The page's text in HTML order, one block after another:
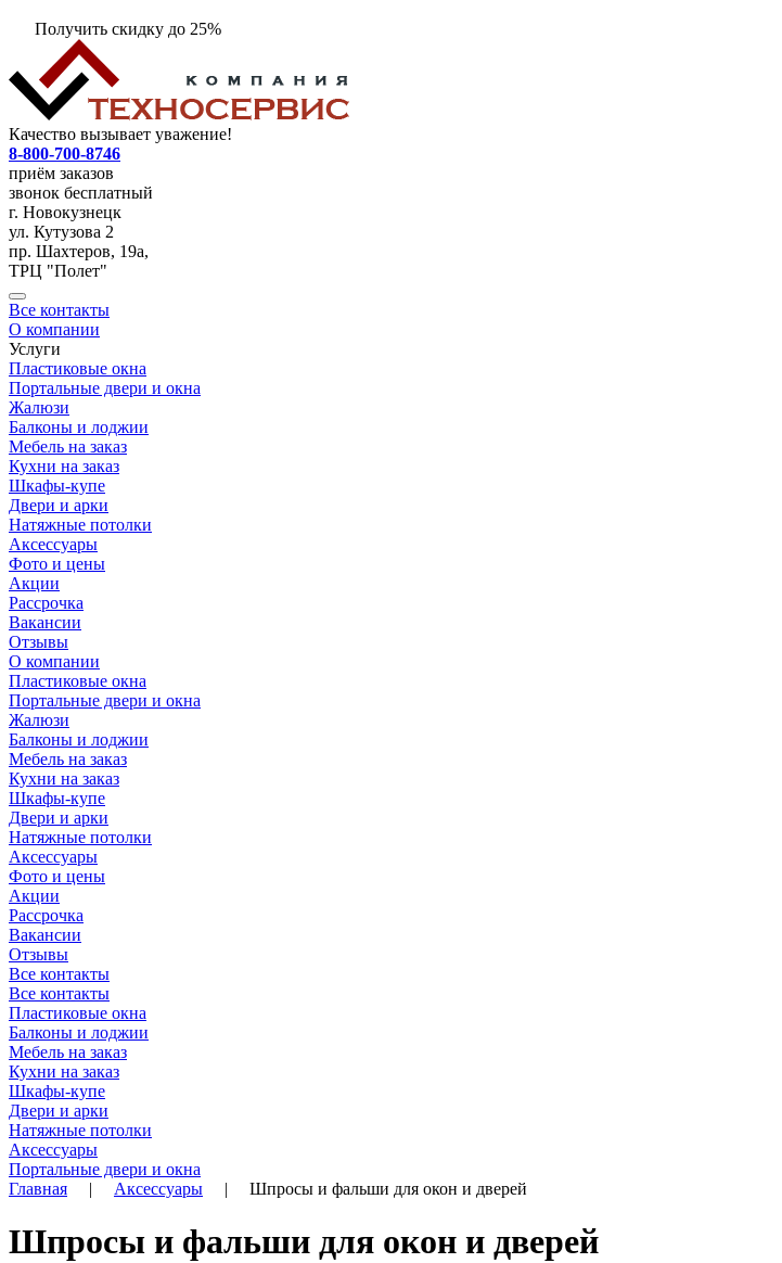
Получить скидку до 25%
Качество вызывает уважение!
8-800-700-8746
приём заказов
звонок бесплатный
г. Новокузнецк
ул. Кутузова 2
пр. Шахтеров, 19а,
ТРЦ "Полет"
Все контакты
О компании
Услуги
Пластиковые окна
Портальные двери и окна
Жалюзи
Балконы и лоджии
Мебель на заказ
Кухни на заказ
Шкафы-купе
Двери и арки
Натяжные потолки
Аксессуары
Фото и цены
Акции
Рассрочка
Вакансии
Отзывы
О компании
Пластиковые окна
Портальные двери и окна
Жалюзи
Балконы и лоджии
Мебель на заказ
Кухни на заказ
Шкафы-купе
Двери и арки
Натяжные потолки
Аксессуары
Фото и цены
Акции
Рассрочка
Вакансии
Отзывы
Все контакты
Все контакты
Пластиковые окна
Балконы и лоджии
Мебель на заказ
Кухни на заказ
Шкафы-купе
Двери и арки
Натяжные потолки
Аксессуары
Портальные двери и окна
Главная | Аксессуары | Шпросы и фальши для окон и дверей
Шпросы и фальши для окон и дверей